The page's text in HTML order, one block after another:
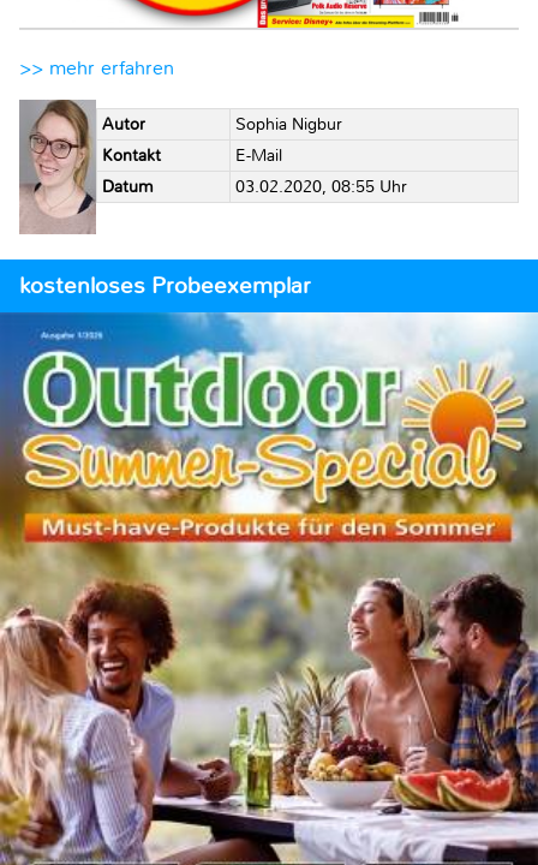
>> mehr erfahren
Autor
Sophia Nigbur
Kontakt
E-Mail
Datum
03.02.2020, 08:55 Uhr
kostenloses Probeexemplar